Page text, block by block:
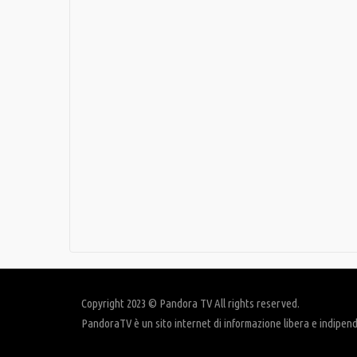
Copyright 2023 © Pandora TV All rights reserved.
PandoraTV è un sito internet di informazione libera e